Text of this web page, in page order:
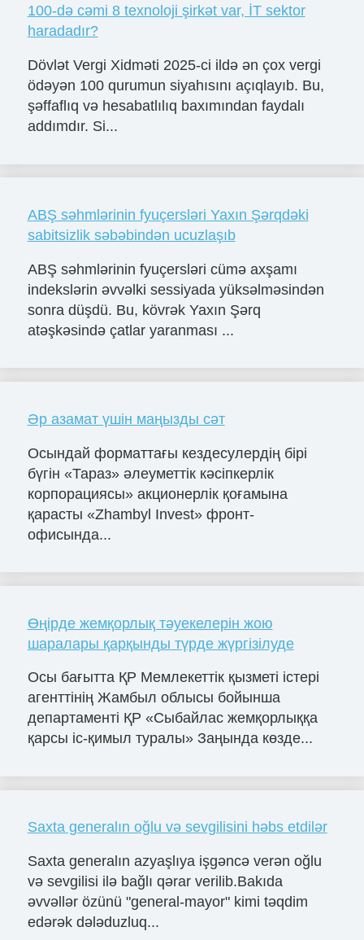
100-də cəmi 8 texnoloji şirkət var, İT sektor
haradadır?
Dövlət Vergi Xidməti 2025-ci ildə ən çox vergi
ödəyən 100 qurumun siyahısını açıqlayıb. Bu,
şəffaflıq və hesabatlılıq baxımından faydalı
addımdır. Si...
ABŞ səhmlərinin fyuçersləri Yaxın Şərqdəki
sabitsizlik səbəbindən ucuzlaşıb
ABŞ səhmlərinin fyuçersləri cümə axşamı
indekslərin əvvəlki sessiyada yüksəlməsindən
sonra düşdü. Bu, kövrək Yaxın Şərq
atəşkəsində çatlar yaranması ...
Әр азамат үшін маңызды сәт
Осындай форматтағы кездесулердің бірі
бүгін «Тараз» әлеуметтік кәсіпкерлік
корпорациясы» акционерлік қоғамына
қарасты «Zhambyl Invest» фронт-
офисында...
Өңірде жемқорлық тәуекелерін жою
шаралары қарқынды түрде жүргізілуде
Осы бағытта ҚР Мемлекеттік қызметі істері
агенттінің Жамбыл облысы бойынша
департаменті ҚР «Сыбайлас жемқорлыққа
қарсы іс-қимыл туралы» Заңында көзде...
Saxta generalın oğlu və sevgilisini həbs etdilər
Saxta generalın azyaşlıya işgəncə verən oğlu
və sevgilisi ilə bağlı qərar verilib.Bakıda
əvvəllər özünü "general-mayor" kimi təqdim
edərək dələduzluq...